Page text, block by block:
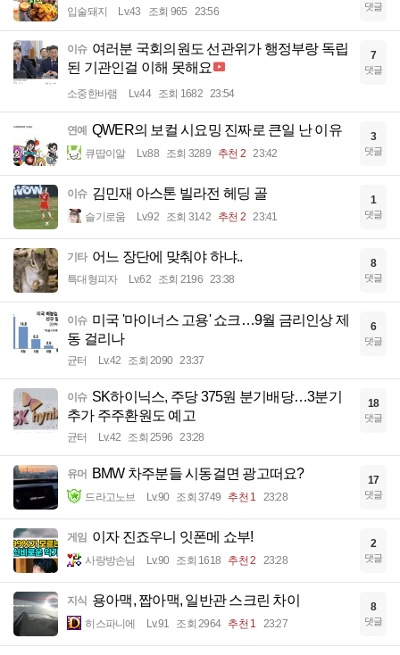
입술돼지 Lv.43 조회 965 23:56 댓글
이슈 여러분 국회의원도 선관위가 행정부랑 독립
된 기관인걸 이해 못해요
소중한바램 Lv.44 조회 1682 23:54
7
댓글
연예 QWER의 보컬 시요밍 진짜로 큰일 난 이유
큐땁이알 Lv.88 조회 3289 추천 2 23:42
3
댓글
이슈 김민재 아스톤 빌라전 헤딩 골
슬기로움 Lv.92 조회 3142 추천 2 23:41
1
댓글
기타 어느 장단에 맞춰야 하냐..
특대형피자 Lv.62 조회 2196 23:38
8
댓글
이슈 미국 '마이너스 고용' 쇼크…9월 금리인상 제
동 걸리나
균터 Lv.42 조회 2090 23:37
6
댓글
이슈 SK하이닉스, 주당 375원 분기배당…3분기
추가 주주환원도 예고
균터 Lv.42 조회 2596 23:28
18
댓글
유머 BMW 차주분들 시동걸면 광고떠요?
드라고노브 Lv.90 조회 3749 추천 1 23:28
17
댓글
게임 이자 진죠우니 잇폰메 쇼부!
사랑방손님 Lv.90 조회 1618 추천 2 23:28
2
댓글
지식 용아맥, 짭아맥, 일반관 스크린 차이
히스파니에 Lv.91 조회 2964 추천 1 23:27
8
댓글